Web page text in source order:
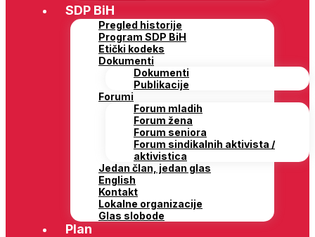
SDP BiH
Pregled historije
Program SDP BiH
Etički kodeks
Dokumenti
Dokumenti
Publikacije
Forumi
Forum mladih
Forum žena
Forum seniora
Forum sindikalnih aktivista /
aktivistica
Jedan član, jedan glas
English
Kontakt
Lokalne organizacije
Glas slobode
Plan